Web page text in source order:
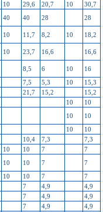
10 29,6 20,7 10
30,7
40 40 28
28
10 11,7 8,2 10
18,2
10 23,7 16,6
16,6
8,5 6 10
16
7,5 5,3 10
15,3
21,7 15,2
15,2
10
10
10
10
10
10
10,4 7,3
7,3
10 10 7
7
10 10 7
7
10 10 7
7
7 4,9
4,9
7 4,9
4,9
7 4,9 4,9